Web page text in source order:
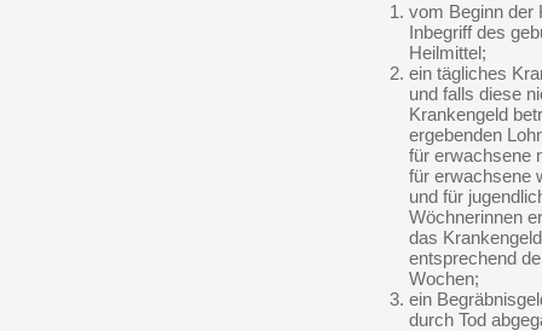
vom Beginn der
Inbegriff des
Heilmittel;
ein tägliches
und falls diese
Krankengeld
ergebenden
für erwachsene
für erwachsene
und für
Wöchnerinnen
das
entsprechend
Wochen;
ein
durch Tod